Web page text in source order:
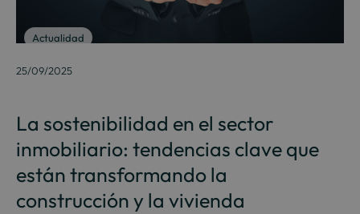
Actualidad
25/09/2025
La sostenibilidad en el sector
inmobiliario: tendencias clave que
están transformando la
construcción y la vivienda